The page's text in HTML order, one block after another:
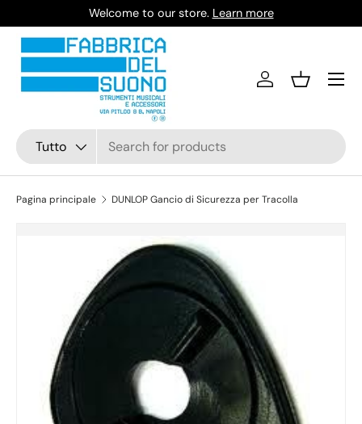
Passa ai contenuti
Welcome to our store. Learn more
Cerca
Tipo prodotto
Tutto
AccediCestino
Pagina principale DUNLOP Gancio di Sicurezza per Tracolla
Passa alle informazioni sul prodotto